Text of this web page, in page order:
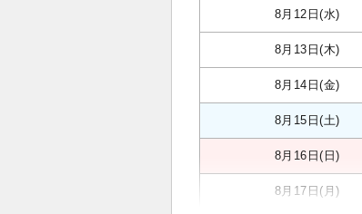
8月12日(水)
8月13日(木)
8月14日(金)
8月15日(土)
8月16日(日)
8月17日(月)